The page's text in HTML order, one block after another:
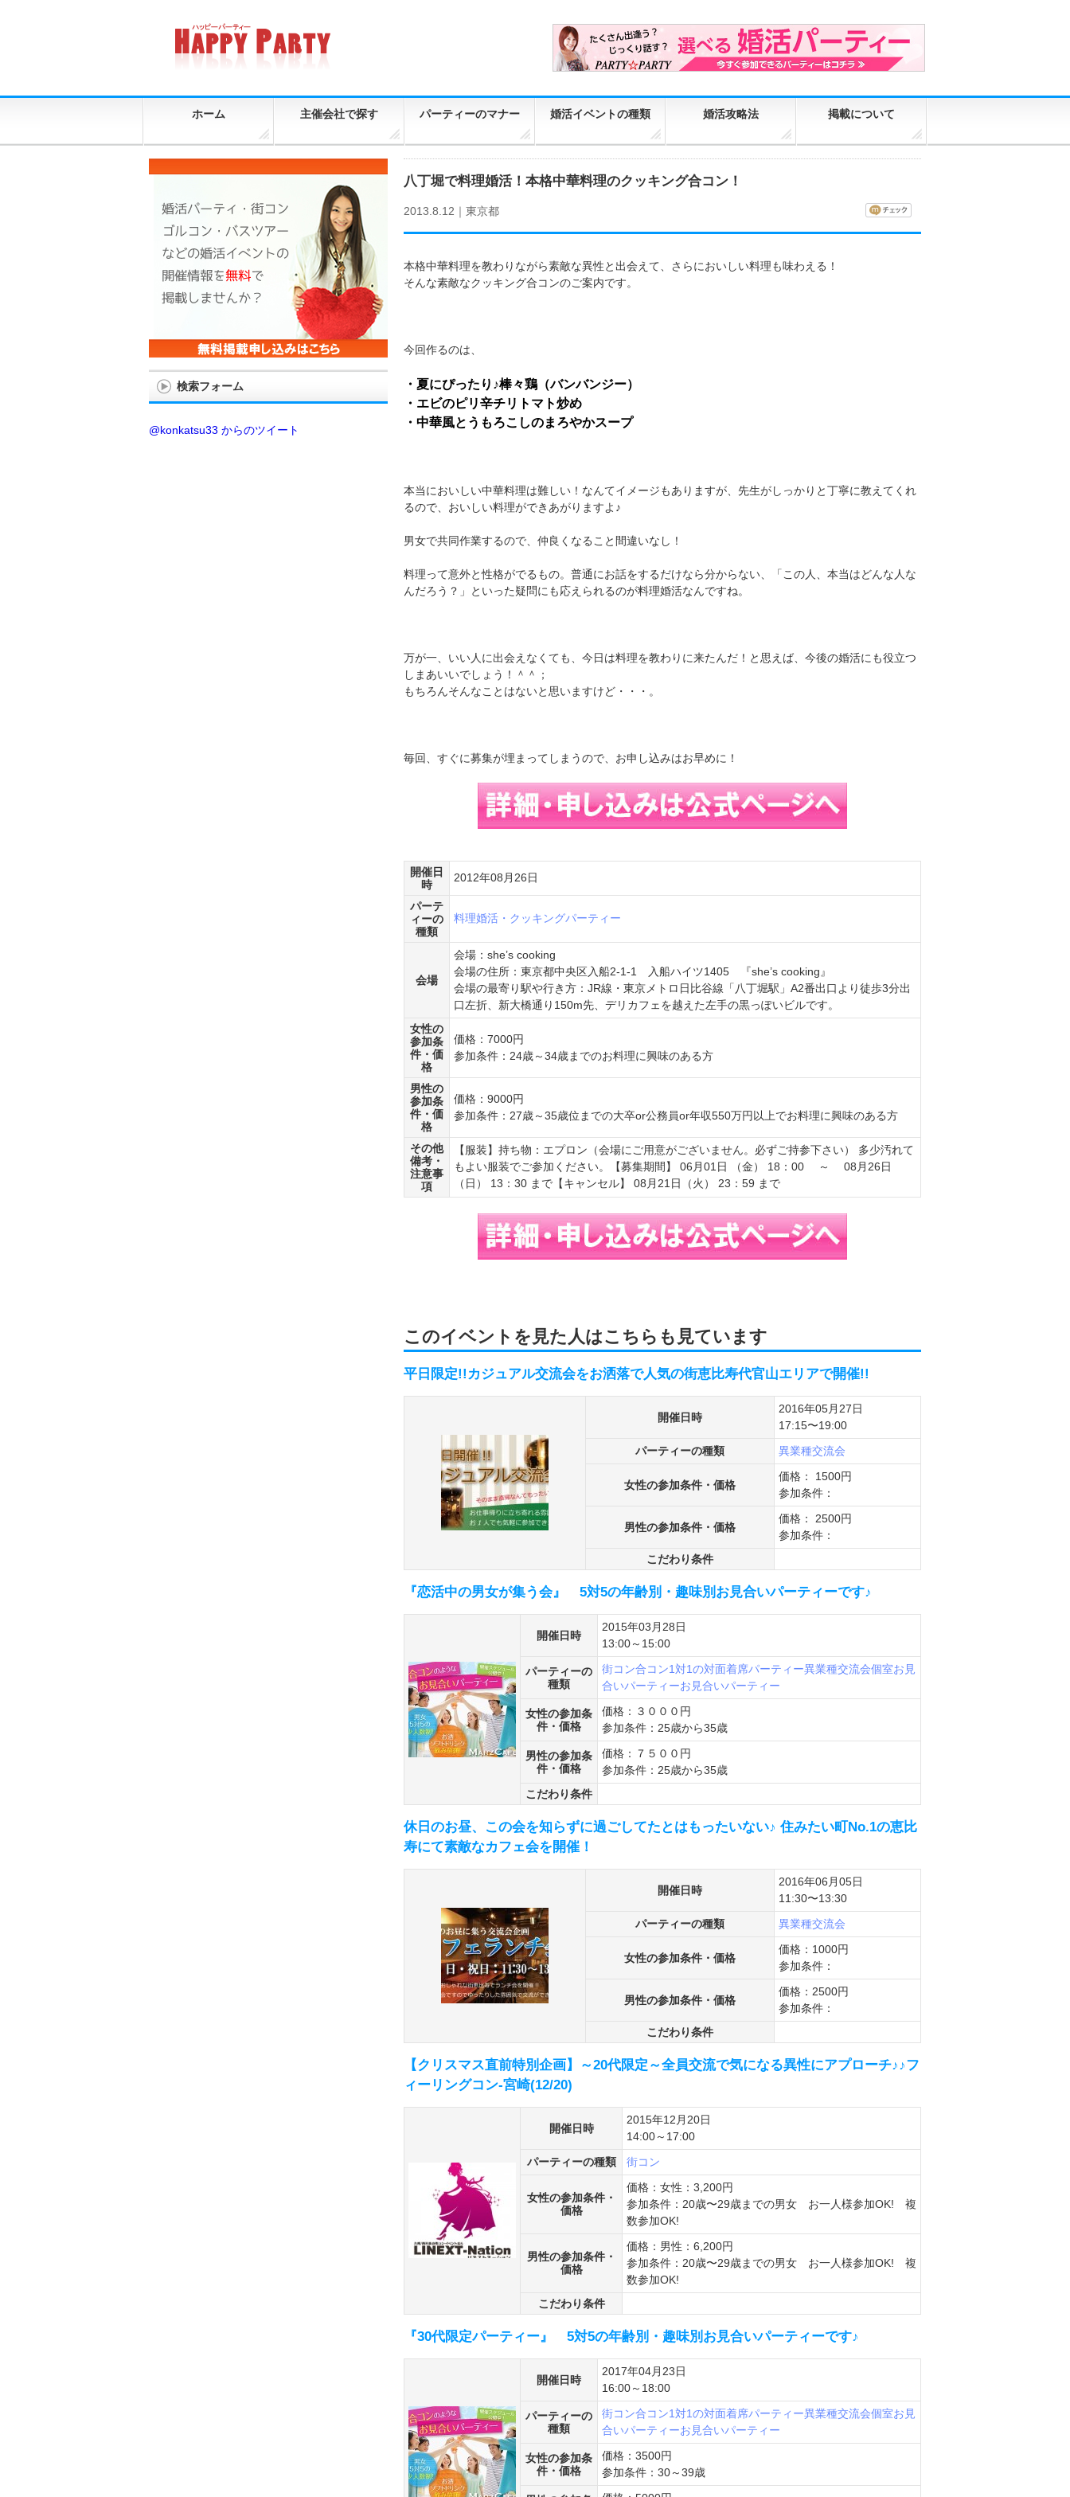
ホーム 主催会社で探す パーティーのマナー 婚活イベントの種類 婚活攻略法 掲載について
八丁堀で料理婚活！本格中華料理のクッキング合コン！
2013.8.12｜ 東京都
本格中華料理を教わりながら素敵な異性と出会えて、さらにおいしい料理も味わえる！
そんな素敵なクッキング合コンのご案内です。
今回作るのは、
・夏にぴったり♪棒々鶏（バンバンジー）
・エビのピリ辛チリトマト炒め
・中華風とうもろこしのまろやかスープ
本当においしい中華料理は難しい！なんてイメージもありますが、先生がしっかりと丁寧に教えてくれ
るので、おいしい料理ができあがりますよ♪
男女で共同作業するので、仲良くなること間違いなし！
料理って意外と性格がでるもの。普通にお話をするだけなら分からない、「この人、本当はどんな人な
んだろう？」といった疑問にも応えられるのが料理婚活なんですね。
万が一、いい人に出会えなくても、今日は料理を教わりに来たんだ！と思えば、今後の婚活にも役立つ
しまあいいでしょう！＾＾；
もちろんそんなことはないと思いますけど・・・。
毎回、すぐに募集が埋まってしまうので、お申し込みはお早めに！
開催日
時
2012年08月26日
パーテ
ィーの
種類
料理婚活・クッキングパーティー
会場
会場：she’s cooking
会場の住所：東京都中央区入船2-1-1 入船ハイツ1405 『she’s cooking』
会場の最寄り駅や行き方：JR線・東京メトロ日比谷線「八丁堀駅」A2番出口より徒歩3分出
口左折、新大橋通り150m先、デリカフェを越えた左手の黒っぽいビルです。
女性の
参加条
件・価
格
価格：7000円
参加条件：24歳～34歳までのお料理に興味のある方
男性の
参加条
件・価
格
価格：9000円
参加条件：27歳～35歳位までの大卒or公務員or年収550万円以上でお料理に興味のある方
その他
備考・
注意事
項
【服装】持ち物：エプロン（会場にご用意がございません。必ずご持参下さい） 多少汚れて
もよい服装でご参加ください。【募集期間】 06月01日 （金） 18：00 ～ 08月26日
（日） 13：30 まで【キャンセル】 08月21日（火） 23：59 まで
このイベントを見た人はこちらも見ています
平日限定!!カジュアル交流会をお洒落で人気の街恵比寿代官山エリアで開催!!
開催日時
2016年05月27日
17:15〜19:00
パーティーの種類
異業種交流会
女性の参加条件・価格
価格： 1500円
参加条件：
男性の参加条件・価格
価格： 2500円
参加条件：
こだわり条件
『恋活中の男女が集う会』 5対5の年齢別・趣味別お見合いパーティーです♪
開催日時
2015年03月28日
13:00～15:00
パーティーの
種類
街コン合コン1対1の対面着席パーティー異業種交流会個室お見
合いパーティーお見合いパーティー
女性の参加条
件・価格
価格：３０００円
参加条件：25歳から35歳
男性の参加条
件・価格
価格：７５００円
参加条件：25歳から35歳
こだわり条件
休日のお昼、この会を知らずに過ごしてたとはもったいない♪ 住みたい町No.1の恵比
寿にて素敵なカフェ会を開催！
開催日時
2016年06月05日
11:30〜13:30
パーティーの種類
異業種交流会
女性の参加条件・価格
価格：1000円
参加条件：
男性の参加条件・価格
価格：2500円
参加条件：
こだわり条件
【クリスマス直前特別企画】～20代限定～全員交流で気になる異性にアプローチ♪♪フ
ィーリングコン-宮崎(12/20)
開催日時
2015年12月20日
14:00～17:00
パーティーの種類
街コン
女性の参加条件・
価格
価格：女性：3,200円
参加条件：20歳〜29歳までの男女 お一人様参加OK! 複
数参加OK!
男性の参加条件・
価格
価格：男性：6,200円
参加条件：20歳〜29歳までの男女 お一人様参加OK! 複
数参加OK!
こだわり条件
『30代限定パーティー』 5対5の年齢別・趣味別お見合いパーティーです♪
開催日時
2017年04月23日
16:00～18:00
パーティーの
種類
街コン合コン1対1の対面着席パーティー異業種交流会個室お見
合いパーティーお見合いパーティー
女性の参加条
件・価格
価格：3500円
参加条件：30～39歳
検索フォーム
@konkatsu33 からのツイート